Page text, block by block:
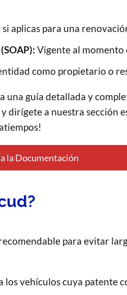
si aplicas para una
Vigente al momento
como propietario o
una guía detallada y
a nuestra sección
la Documentación
para evitar
vehículos cuya patente